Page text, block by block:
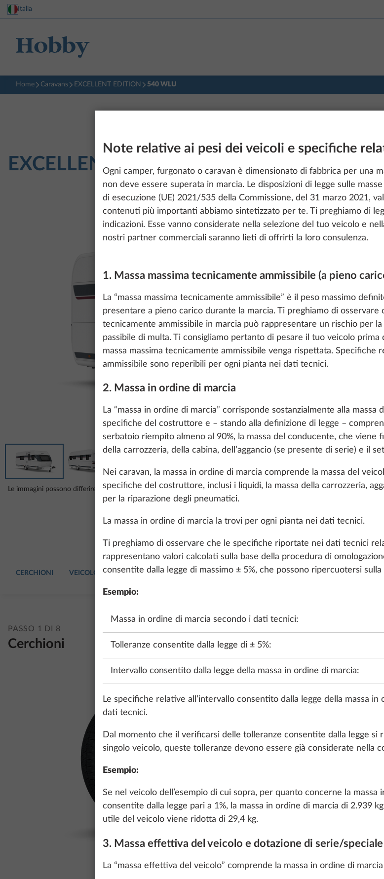
Italia
Home Caravans EXCELLENT EDITION 540 WLU
EXCELLENT EDITION540 WLU
Le immagini possono differire dalla tua configurazione selezionata.
CERCHIONI VEICOLO TAPPEZZERIA DOTAZIONI ZONA GIORNO ACQUA, GAS, ELETTRICITÀ
PASSO 1 DI 8
Cerchioni
Note relative ai pesi dei veicoli e specifiche
Ogni camper, furgonato o caravan è dimensionato di fabbrica per una
non deve essere superata in marcia. Le disposizioni di legge sulle
di esecuzione (UE) 2021/535 della Commissione, del 31 marzo 2021,
contenuti più importanti abbiamo sintetizzato per te. Ti preghiamo di
indicazioni. Esse vanno considerate nella selezione del tuo veicolo e
nostri partner commerciali saranno lieti di offrirti la loro consulenza.
1. Massa massima tecnicamente ammissibile (a pieno
La “massa massima tecnicamente ammissibile” è il peso massimo
presentare a pieno carico durante la marcia. Ti preghiamo di osservare
tecnicamente ammissibile in marcia può rappresentare un rischio per
passibile di multa. Ti consigliamo pertanto di pesare il tuo veicolo
massa massima tecnicamente ammissibile venga rispettata. Specifiche
ammissibile sono reperibili per ogni pianta nei dati tecnici.
2. Massa in ordine di marcia
La “massa in ordine di marcia” corrisponde sostanzialmente alla
specifiche del costruttore e – stando alla definizione di legge –
serbatoio riempito almeno al 90%, la massa del conducente, che viene
della carrozzeria, della cabina, dell’aggancio (se presente di serie) e il
Nei caravan, la massa in ordine di marcia comprende la massa del
specifiche del costruttore, inclusi i liquidi, la massa della carrozzeria,
per la riparazione degli pneumatici.
La massa in ordine di marcia la trovi per ogni pianta nei dati tecnici.
Ti preghiamo di osservare che le specifiche riportate nei dati tecnici
rappresentano valori calcolati sulla base della procedura di
consentite dalla legge di massimo ± 5%, che possono ripercuotersi
Esempio:
Massa in ordine di marcia secondo i dati tecnici:
Tolleranze consentite dalla legge di ± 5%:
Intervallo consentito dalla legge della massa in ordine di marcia:
Le specifiche relative all’intervallo consentito dalla legge della massa
dati tecnici.
Dal momento che il verificarsi delle tolleranze consentite dalla legge si
singolo veicolo, queste tolleranze devono essere già considerate nella
Esempio:
Se nel veicolo dell’esempio di cui sopra, per quanto concerne la
consentite dalla legge pari a 1%, la massa in ordine di marcia di 2.939
utile del veicolo viene ridotta di 29,4 kg.
3. Massa effettiva del veicolo e dotazione di serie/speciale
La “massa effettiva del veicolo” comprende la massa in ordine di